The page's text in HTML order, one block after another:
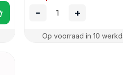
- +
Op voorraad in 10